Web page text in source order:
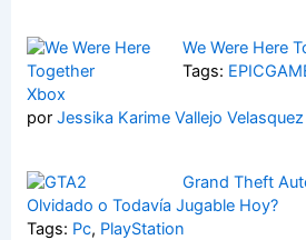
We Were Here
Tags:
Xbox
porJessika Karime Vallejo Velasquez
Grand Theft
Olvidado o Todavía Jugable Hoy?
Tags: Pc, PlayStation